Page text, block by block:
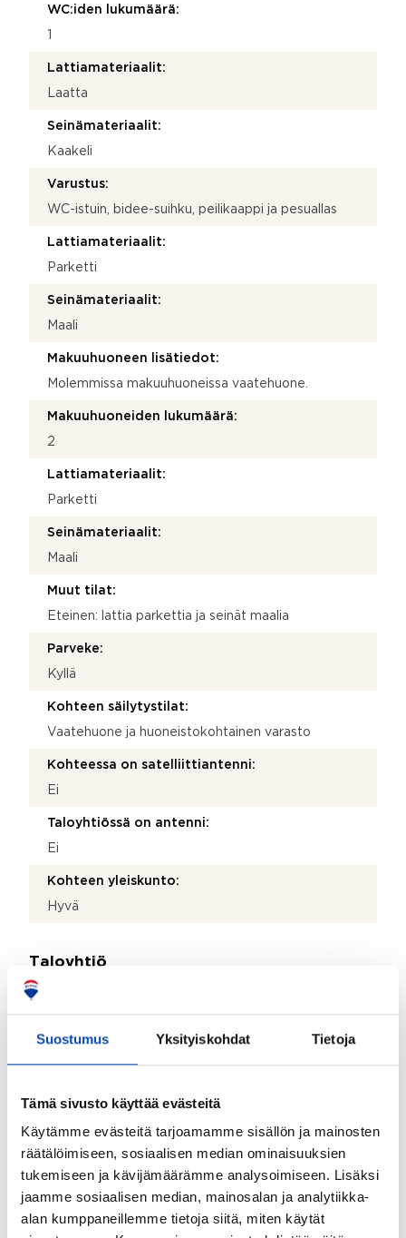
Suostumus Yksityiskohdat Tietoja
Tämä sivusto käyttää evästeitä
Käytämme evästeitä tarjoamamme sisällön ja mainosten
räätälöimiseen, sosiaalisen median ominaisuuksien
tukemiseen ja kävijämäärämme analysoimiseen. Lisäksi
jaamme sosiaalisen median, mainosalan ja analytiikka-
alan kumppaneillemme tietoja siitä, miten käytät
WC:iden lukumäärä:
Lattiamateriaalit:
Laatta
Seinämateriaalit:
Kaakeli
Varustus:
WC-istuin, bidee-suihku, peilikaappi ja pesuallas
Lattiamateriaalit:
Parketti
Seinämateriaalit:
Maali
Makuuhuoneen lisätiedot:
Molemmissa makuuhuoneissa vaatehuone.
Makuuhuoneiden lukumäärä:
2
Lattiamateriaalit:
Parketti
Seinämateriaalit:
Maali
Muut tilat:
Eteinen: lattia parkettia ja seinät maalia
Parveke:
Kyllä
Kohteen säilytystilat:
Vaatehuone ja huoneistokohtainen varasto
Kohteessa on satelliittiantenni:
Ei
Taloyhtiössä on antenni:
Ei
Kohteen yleiskunto:
Hyvä
Taloyhtiö
Kiinteistönhoidosta vastaa:
Huoltoyhtiö
Lisätietoja kiinteistönhoidosta: